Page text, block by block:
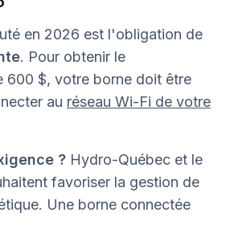
en 2026 est l'obligation de
. Pour obtenir le
600 $, votre borne doit être
au réseau Wi-Fi de votre
? Hydro-Québec et le
favoriser la gestion de
Une borne connectée